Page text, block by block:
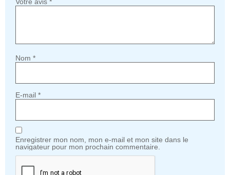
Nom *
E-mail *
Enregistrer mon nom, mon e-mail et mon site dans le
navigateur pour mon prochain commentaire.